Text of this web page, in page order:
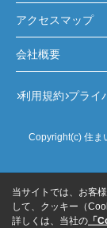
アクセスマップ
会社概要
利用規約 プライ
Copyright(c) 住
当サイトでは、お客
して、クッキー（
詳しくは、当社の 「